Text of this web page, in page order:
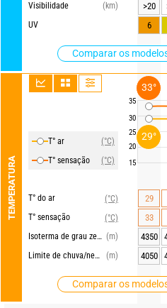
Visibilidade
(km)
UV
Comparar os
TEMPERATURA
T° ar
(°C)
T° sensação
(°C)
T° do ar
(°C)
T° sensação
(°C)
Isoterma de grau zero (m)
Limite de chuva/neve
(m)
Comparar os
35
30
25
20
15
>20
6
29
33
4350
4050
29°
33°